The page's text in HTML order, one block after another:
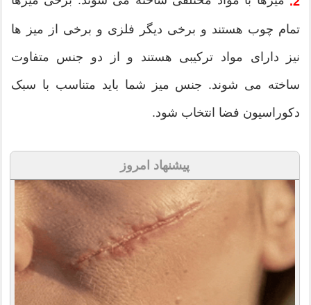
تمام چوب هستند و برخی دیگر فلزی و برخی از میز ها
نیز دارای مواد ترکیبی هستند و از دو جنس متفاوت
ساخته می شوند. جنس میز شما باید متناسب با سبک
دکوراسیون فضا انتخاب شود.
پیشنهاد امروز